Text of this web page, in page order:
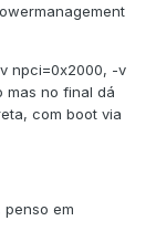
npci=0x2000, -v
mas no final dá
com boot via
em